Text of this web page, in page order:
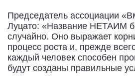
Председатель ассоциации
Луцато: «Название НЕТАИМ
случайно. Оно выражает
процесс роста и, прежде
каждый человек способен
будут созданы правильные